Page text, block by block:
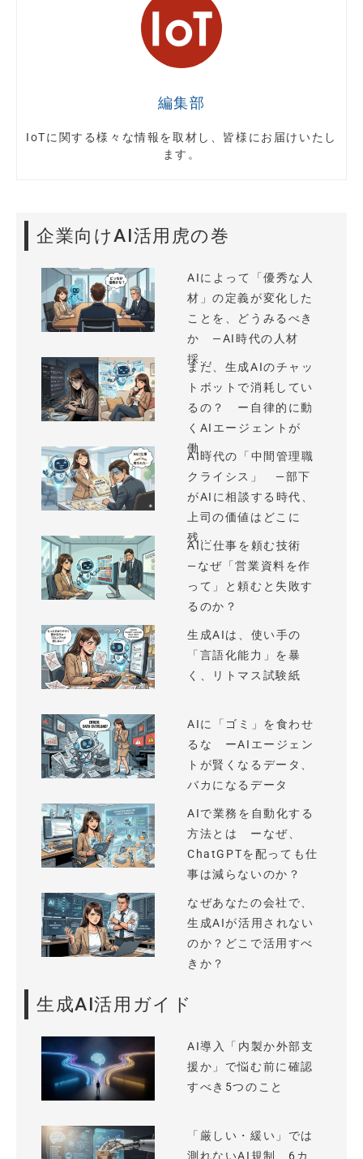
編集部
IoTに関する様々な情報を取材し、皆様にお届けいたし
ます。
企業向けAI活用虎の巻
AIによって「優秀な人
材」の定義が変化した
ことを、どうみるべき
か —AI時代の人材
採...
まだ、生成AIのチャッ
トボットで消耗してい
るの？ ー自律的に動
くAIエージェントが
働...
AI時代の「中間管理職
クライシス」 —部下
がAIに相談する時代、
上司の価値はどこに
残...
AIに仕事を頼む技術
—なぜ「営業資料を作
って」と頼むと失敗す
るのか？
生成AIは、使い手の
「言語化能力」を暴
く、リトマス試験紙
AIに「ゴミ」を食わせ
るな ーAIエージェン
トが賢くなるデータ、
バカになるデータ
AIで業務を自動化する
方法とは ーなぜ、
ChatGPTを配っても仕
事は減らないのか？
なぜあなたの会社で、
生成AIが活用されない
のか？どこで活用すべ
きか？
生成AI活用ガイド
AI導入「内製か外部支
援か」で悩む前に確認
すべき5つのこと
「厳しい・緩い」では
測れないAI規制、6カ